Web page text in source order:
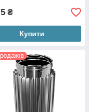
₴
Купити